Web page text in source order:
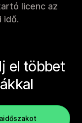
licenc az
idő.
el többet